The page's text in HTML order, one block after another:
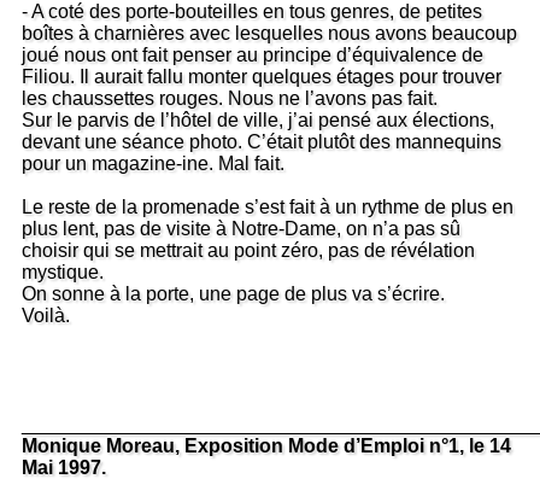
- A coté des porte-bouteilles en tous genres, de petites
boîtes à charnières avec lesquelles nous avons beaucoup
joué nous ont fait penser au principe d’équivalence de
Filiou. Il aurait fallu monter quelques étages pour trouver
les chaussettes rouges. Nous ne l’avons pas fait.
Sur le parvis de l’hôtel de ville, j’ai pensé aux élections,
devant une séance photo. C’était plutôt des mannequins
pour un magazine-ine. Mal fait.
Le reste de la promenade s’est fait à un rythme de plus en
plus lent, pas de visite à Notre-Dame, on n’a pas sû
choisir qui se mettrait au point zéro, pas de révélation
mystique.
On sonne à la porte, une page de plus va s’écrire.
Voilà.
Monique Moreau, Exposition Mode d’Emploi n°1, le 14
Mai 1997.